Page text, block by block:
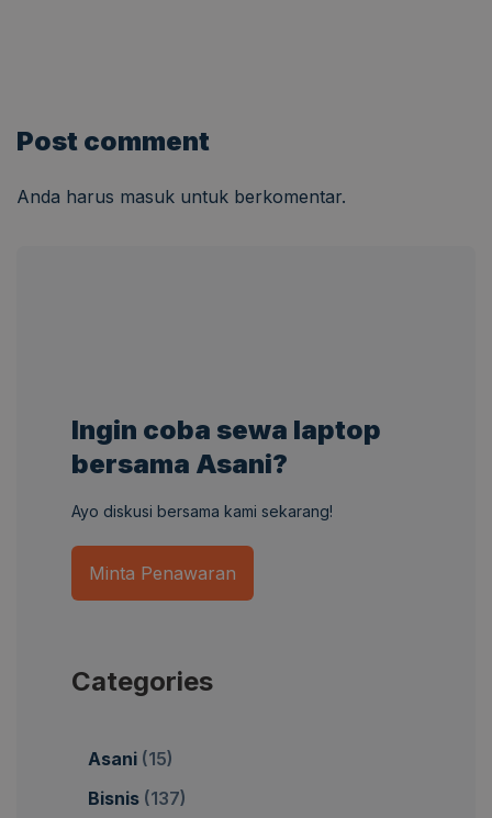
Post comment
Anda harus masuk untuk berkomentar.
Ingin coba sewa laptop
bersama Asani?
Ayo diskusi bersama kami sekarang!
Minta Penawaran
Categories
Asani (15)
Bisnis (137)